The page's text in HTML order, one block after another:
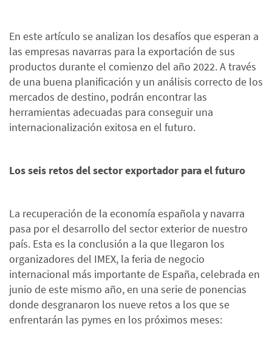
En este artículo se analizan los desafíos que esperan a
las empresas navarras para la exportación de sus
productos durante el comienzo del año 2022. A través
de una buena planificación y un análisis correcto de los
mercados de destino, podrán encontrar las
herramientas adecuadas para conseguir una
internacionalización exitosa en el futuro.
Los seis retos del sector exportador para el futuro
La recuperación de la economía española y navarra
pasa por el desarrollo del sector exterior de nuestro
país. Esta es la conclusión a la que llegaron los
organizadores del IMEX, la feria de negocio
internacional más importante de España, celebrada en
junio de este mismo año, en una serie de ponencias
donde desgranaron los nueve retos a los que se
enfrentarán las pymes en los próximos meses: